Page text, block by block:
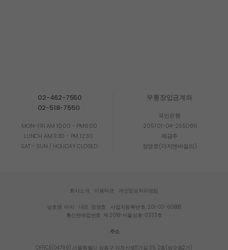
02-462-7550
02-518-7550
MON-FRI AM 10:00 - PM6:00
LUNCH AM 11:30 - PM 12:30
SAT - SUN / HOLIDAY CLOSED
무통장입금계좌
국민은행
205701-04-255086
예금주
정영호(마지앤바질리)
회사소개 이용약관 개인정보처리방침
상호명. 마지 대표. 정영호
사업자등록번호. 201-03-60688
통신판매업번호. 제 2018-서울성동-0333호
주소
OFFICE(04799) 서울특별시 성동구 아차산로11가길 35, 2층(성수동2가)